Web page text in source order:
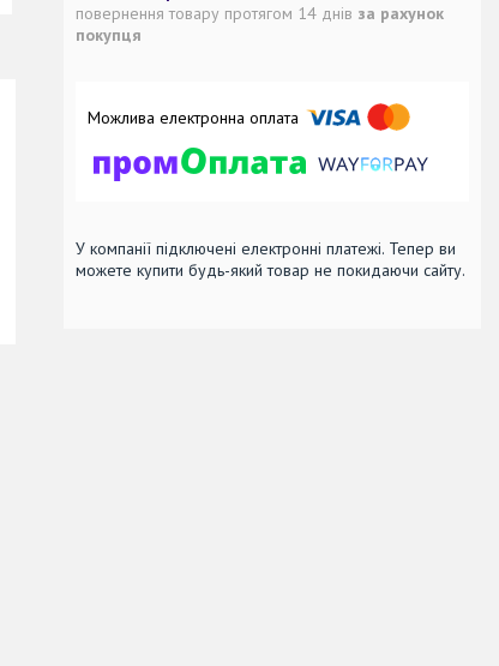
повернення товару протягом 14 днів за рахунок
покупця
У компанії підключені електронні платежі. Тепер ви
можете купити будь-який товар не покидаючи сайту.